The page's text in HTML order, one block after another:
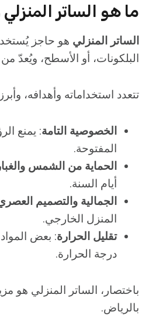
ما هو الساتر
الساتر المنزلي هو حاجز
البلكونات، أو الأسطح، ويُعدّ
تتعدد استخداماته وأهدافه،
الخصوصية التامة: يمنع
المفتوحة.
الحماية من الشمس
أيام السنة.
الجمالية والتصميم
المنزل الخارجي.
تقليل الحرارة: بعض
درجة الحرارة.
باختصار، الساتر المنزلي هو
بالرياض.